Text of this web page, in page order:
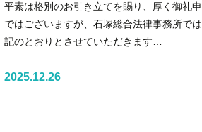
平素は格別のお引き立てを賜り、厚く御礼
ではございますが、石塚総合法律事務所で
記のとおりとさせていただきます…
2025.12.26